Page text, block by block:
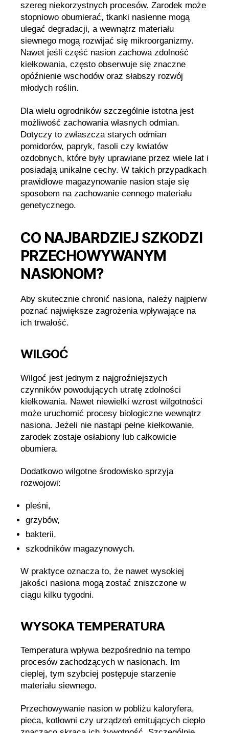
szereg niekorzystnych procesów. Zarodek może
stopniowo obumierać, tkanki nasienne mogą
ulegać degradacji, a wewnątrz materiału
siewnego mogą rozwijać się mikroorganizmy.
Nawet jeśli część nasion zachowa zdolność
kiełkowania, często obserwuje się znaczne
opóźnienie wschodów oraz słabszy rozwój
młodych roślin.
Dla wielu ogrodników szczególnie istotna jest
możliwość zachowania własnych odmian.
Dotyczy to zwłaszcza starych odmian
pomidorów, papryk, fasoli czy kwiatów
ozdobnych, które były uprawiane przez wiele lat i
posiadają unikalne cechy. W takich przypadkach
prawidłowe magazynowanie nasion staje się
sposobem na zachowanie cennego materiału
genetycznego.
CO NAJBARDZIEJ SZKODZI
PRZECHOWYWANYM
NASIONOM?
Aby skutecznie chronić nasiona, należy najpierw
poznać największe zagrożenia wpływające na
ich trwałość.
WILGOĆ
Wilgoć jest jednym z najgroźniejszych
czynników powodujących utratę zdolności
kiełkowania. Nawet niewielki wzrost wilgotności
może uruchomić procesy biologiczne wewnątrz
nasiona. Jeżeli nie nastąpi pełne kiełkowanie,
zarodek zostaje osłabiony lub całkowicie
obumiera.
Dodatkowo wilgotne środowisko sprzyja
rozwojowi:
pleśni,
grzybów,
bakterii,
szkodników magazynowych.
W praktyce oznacza to, że nawet wysokiej
jakości nasiona mogą zostać zniszczone w
ciągu kilku tygodni.
WYSOKA TEMPERATURA
Temperatura wpływa bezpośrednio na tempo
procesów zachodzących w nasionach. Im
cieplej, tym szybciej postępuje starzenie
materiału siewnego.
Przechowywanie nasion w pobliżu kaloryfera,
pieca, kotłowni czy urządzeń emitujących ciepło